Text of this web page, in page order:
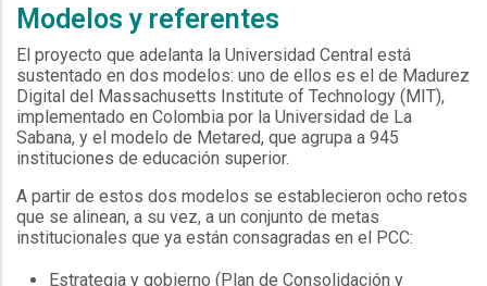
Modelos y referentes
El proyecto que adelanta la Universidad Central está
sustentado en dos modelos: uno de ellos es el de Madurez
Digital del Massachusetts Institute of Technology (MIT),
implementado en Colombia por la Universidad de La
Sabana, y el modelo de Metared, que agrupa a 945
instituciones de educación superior.
A partir de estos dos modelos se establecieron ocho retos
que se alinean, a su vez, a un conjunto de metas
institucionales que ya están consagradas en el PCC:
Estrategia y gobierno (Plan de Consolidación y